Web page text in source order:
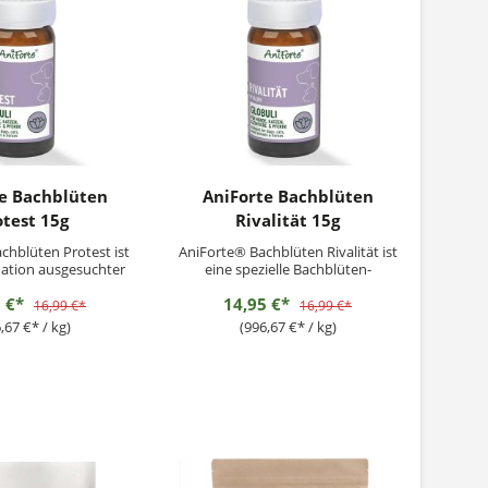
Bachblüten
15g
Protest ist
ausgesuchter
und
Haustieren zu
sind. Das
€* 16,99 €*
€* / kg)
AniForte Bachblüten
Rivalität 15g
AniForte® Bachblüten Rivalität ist
eine spezielle Bachblüten-
aggressivem Verhalten gegenüber
Artgenossen. Die rein pflanzlichen
Globuli unterstützen die Tiere bei
14,95 €* 16,99 €*
(996,67 €* / kg)